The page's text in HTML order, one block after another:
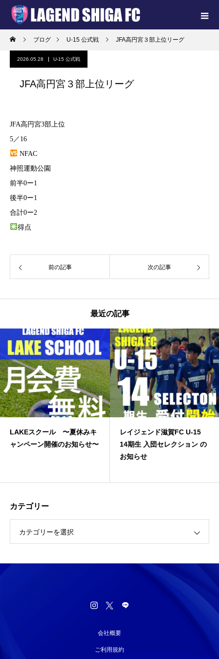
ブログ U-15 公式戦 JFA高円宮３部上位リーグ
2026.05.28 U-15 公式戦
JFA高円宮３部上位リーグ
JFA高円宮3部上位
5／16
NFAC
神照運動公園
前半0ー1
後半0ー1
合計0ー2
得点
前の記事 次の記事
最近の記事
スクール 〜夏休みキ
ペーン開催のお知らせ〜
レイジェンド滋賀FC U-15
14期生 入団セレクション の
お知らせ
カテゴリー
カテゴリーを選択
会社概要
ご利用規約